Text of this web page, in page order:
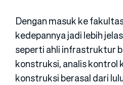
Dengan masuk ke
kedepannya jadi lebih
seperti ahli infrastruktur
konstruksi, analis kontrol
konstruksi berasal dari